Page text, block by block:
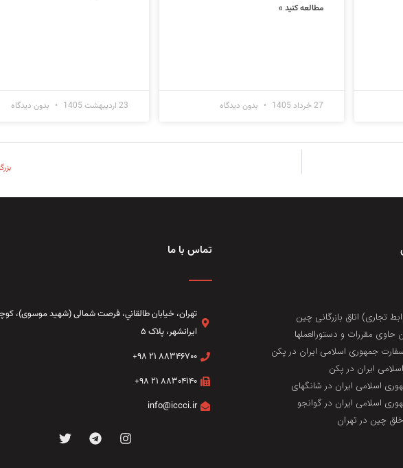
مطالعه کنید »
27 خرداد 1405 بدون دیدگاه 23 اردیبهشت 1405 بدون دیدگاه
تجاری) اتاق بازرگانی چین
مقررات و دستورالعملها
سفارت جمهوری اسلامی ایران در پکن
ایران در پکن
اسلامی ایران در شانگهای
اسلامی ایران در گوانجو
چین در تهران
تماس با ما
تهران، خيابان طالقاني،‌ فرصت شمالی (شهید موسوی)،
ایرانشهر، پلاک ۵
۸۸۳۴۶۷۰۰ ۲۱ ۹۸+
۸۸۳۰۴۱۴۰ ۲۱ ۹۸+
info@iccci.ir